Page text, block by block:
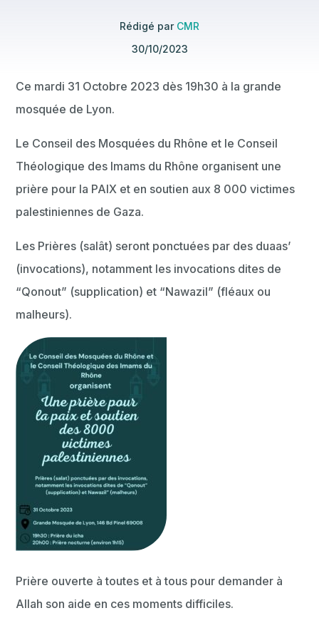
Rédigé par CMR
30/10/2023
Ce mardi 31 Octobre 2023 dès 19h30 à la grande
mosquée de Lyon.
Le Conseil des Mosquées du Rhône et le Conseil
Théologique des Imams du Rhône organisent une
prière pour la PAIX et en soutien aux 8 000 victimes
palestiniennes de Gaza.
Les Prières (salât) seront ponctuées par des duaas’
(invocations), notamment les invocations dites de
“Qonout” (supplication) et “Nawazil” (fléaux ou
malheurs).
Prière ouverte à toutes et à tous pour demander à
Allah son aide en ces moments difficiles.